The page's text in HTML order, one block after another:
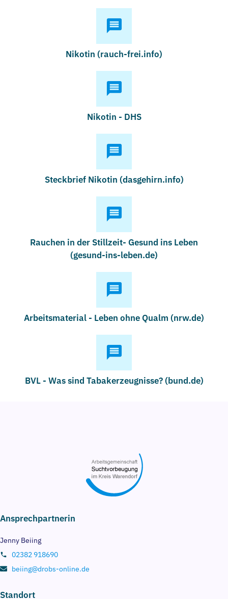
Nikotin (rauch-frei.info)
Nikotin - DHS
Steckbrief Nikotin (dasgehirn.info)
Rauchen in der Stillzeit- Gesund ins Leben
(gesund-ins-leben.de)
Arbeitsmaterial - Leben ohne Qualm (nrw.de)
BVL - Was sind Tabakerzeugnisse? (bund.de)
Ansprechpartnerin
Jenny Beiing
02382 918690
beiing@drobs-online.de
Standort